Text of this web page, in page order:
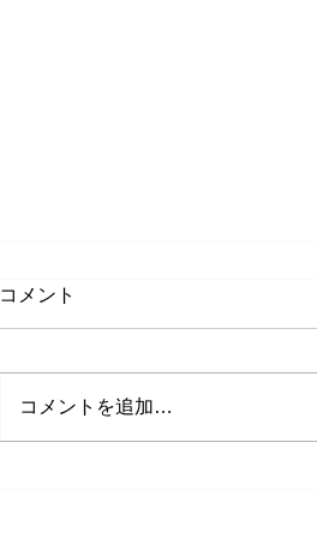
コメント
コメントを追加…